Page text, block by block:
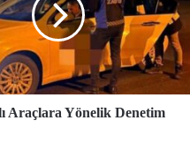
Araçlara Yönelik Denetim